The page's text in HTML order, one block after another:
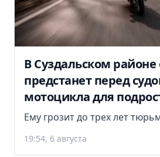
В Суздальском районе
предстанет перед
мотоцикла для
Ему грозит до трех лет
19:54, 6 августа